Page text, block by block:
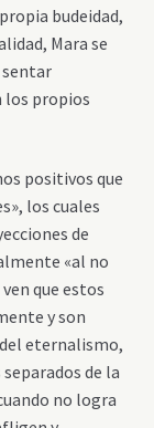
budeidad,
Mara se
sentar
los propios
positivos que
los cuales
de
«al no
que estos
y son
eternalismo,
de la
no logra